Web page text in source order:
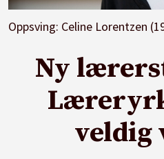
Oppsving: Celine Lorentzen (19) kom inn på førstevalget sitt:
Ny
veldig